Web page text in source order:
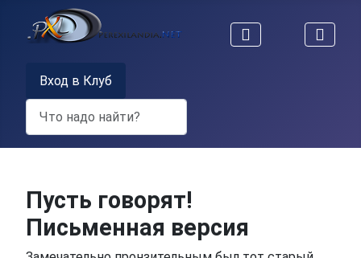
Вход в Клуб
Пусть говорят!
Письменная версия